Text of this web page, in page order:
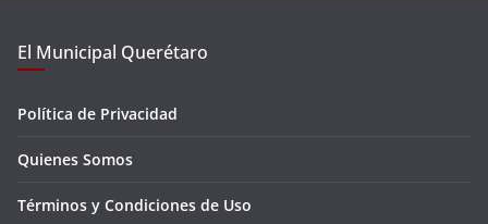
El Municipal Querétaro
Política de Privacidad
Quienes Somos
Términos y Condiciones de Uso